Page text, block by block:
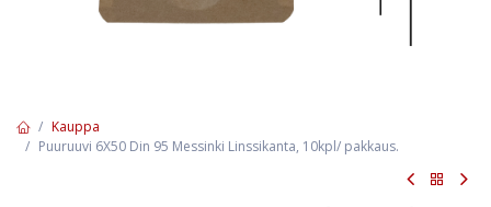
Kauppa
Puuruuvi 6X50 Din 95 Messinki Linssikanta, 10kpl/ pakkaus.